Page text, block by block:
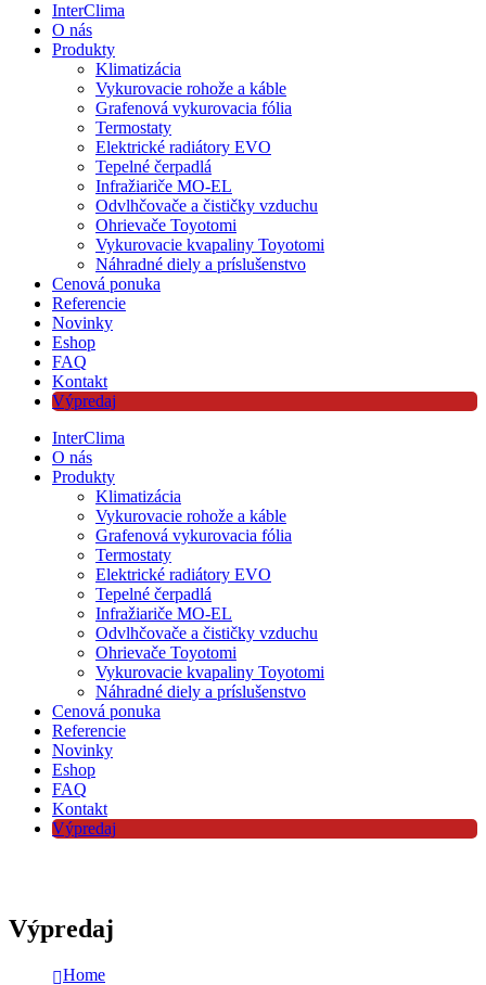
InterClima
O nás
Produkty
Klimatizácia
Vykurovacie rohože a káble
Grafenová vykurovacia fólia
Termostaty
Elektrické radiátory EVO
Tepelné čerpadlá
Infražiariče MO-EL
Odvlhčovače a čističky vzduchu
Ohrievače Toyotomi
Vykurovacie kvapaliny Toyotomi
Náhradné diely a príslušenstvo
Cenová ponuka
Referencie
Novinky
Eshop
FAQ
Kontakt
Výpredaj
InterClima
O nás
Produkty
Klimatizácia
Vykurovacie rohože a káble
Grafenová vykurovacia fólia
Termostaty
Elektrické radiátory EVO
Tepelné čerpadlá
Infražiariče MO-EL
Odvlhčovače a čističky vzduchu
Ohrievače Toyotomi
Vykurovacie kvapaliny Toyotomi
Náhradné diely a príslušenstvo
Cenová ponuka
Referencie
Novinky
Eshop
FAQ
Kontakt
Výpredaj
Výpredaj
Home